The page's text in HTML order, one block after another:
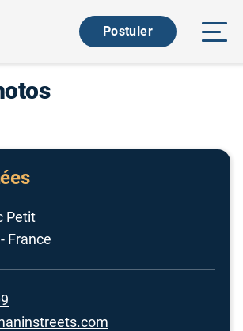
Postuler
Petit
France